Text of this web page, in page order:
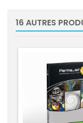
16 AUTRES